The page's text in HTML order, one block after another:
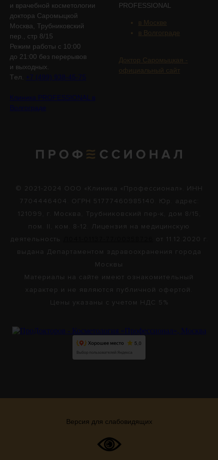
и врачебной косметологии
доктора Саромыцкой
Москва, Трубниковский
пер., стр 8/15
Режим работы с 10:00
до 21:00 без перерывов
и выходных.
Tел. +7 (499) 938-45-75
Клиника PROFESSIONAL в
Волгограде
PROFESSIONAL
в Москве
в Волгограде
Доктор Саромыцкая -
официальный сайт
© 2021-2024 ООО «Клиника «Профессионал». ИНН
7704446404. ОГРН 51777460985140. Юр. адрес:
121099, г. Москва, Трубниковский пер-к, дом 8/15,
пом. II, ком. 8-12. Лицензия на медицинскую
деятельность
от 11.12.2020 г.
выдана Департаментом здравоохранения города
Москвы
Материалы на сайте имеют ознакомительный
характер и не являются публичной офертой.
Цены указаны с учетом НДС 5%
Версия для слабовидящих